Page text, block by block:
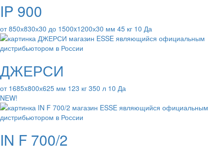
IP 900
от 850х830х30 до 1500x1200х30 мм 45 кг 10 Да
ДЖЕРСИ
от 1685x800х625 мм 123 кг 350 л 10 Да
NEW!
IN F 700/2